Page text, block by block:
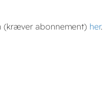
(kræver abonnement) her.